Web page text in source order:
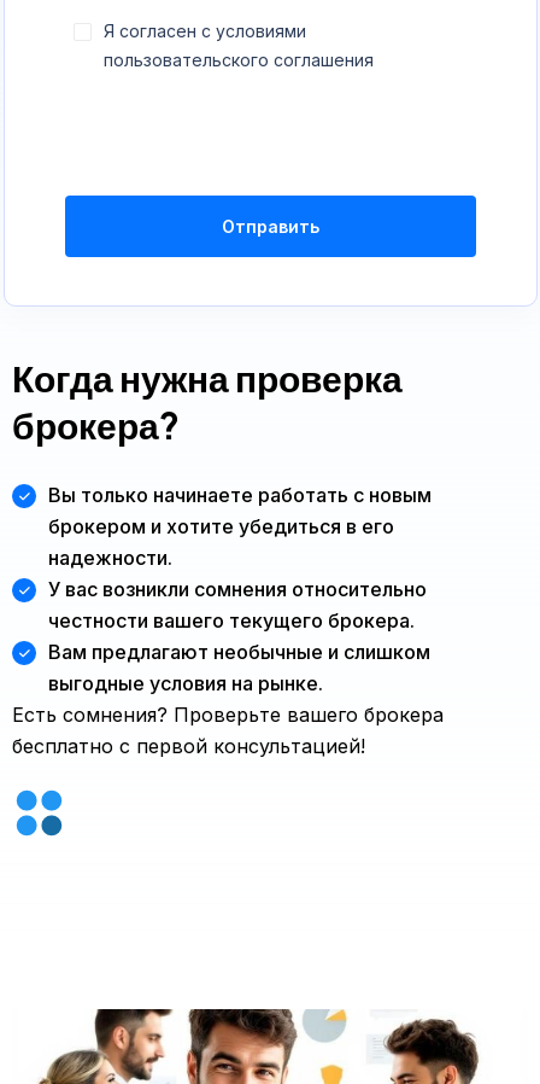
Я согласен с условиями
пользовательского соглашения
Отправить
Когда нужна проверка
брокера?
Вы только начинаете работать с новым
брокером и хотите убедиться в его
надежности.
У вас возникли сомнения относительно
честности вашего текущего брокера.
Вам предлагают необычные и слишком
выгодные условия на рынке.
Есть сомнения? Проверьте вашего брокера
бесплатно с первой консультацией!